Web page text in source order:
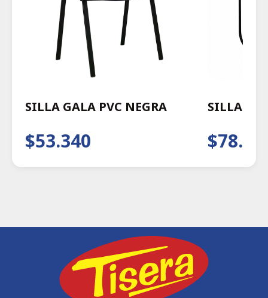
SILLA GALA PVC NEGRA
$53.340
SILLA